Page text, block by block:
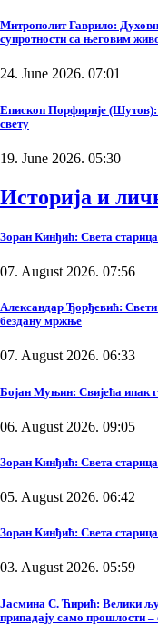
Митрополит Гаврило:
супротности са његовим
24. June 2026. 07:01
Епископ Порфирије
свету
19. June 2026. 05:30
Историја и
Зоран Кинђић: Света
07. August 2026. 07:56
Александар Ђорђевић:
бездану мржње
07. August 2026. 06:33
Бојан Муњин: Свијећа ипак
06. August 2026. 09:05
Зоран Кинђић: Света
05. August 2026. 06:42
Зоран Кинђић: Света
03. August 2026. 05:59
Јасмина С. Ћирић: Велики
припадају само прошлости –